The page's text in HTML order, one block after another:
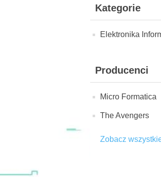
Kategorie
Elektronika
Producenci
Micro Formatica
The Avengers
Zobacz